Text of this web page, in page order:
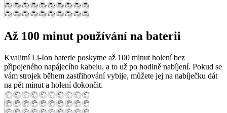
Až 100 minut používání na baterii
Kvalitní Li-Ion baterie poskytne až 100 minut holení bez
připojeného napájecího kabelu, a to už po hodině nabíjení. Pokud se
vám strojek během zastřihování vybije, můžete jej na nabíječku dát
na pět minut a holení dokončit.